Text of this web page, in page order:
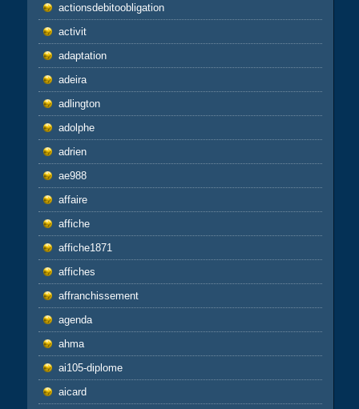
actionsdebitoobligation
activit
adaptation
adeira
adlington
adolphe
adrien
ae988
affaire
affiche
affiche1871
affiches
affranchissement
agenda
ahma
ai105-diplome
aicard